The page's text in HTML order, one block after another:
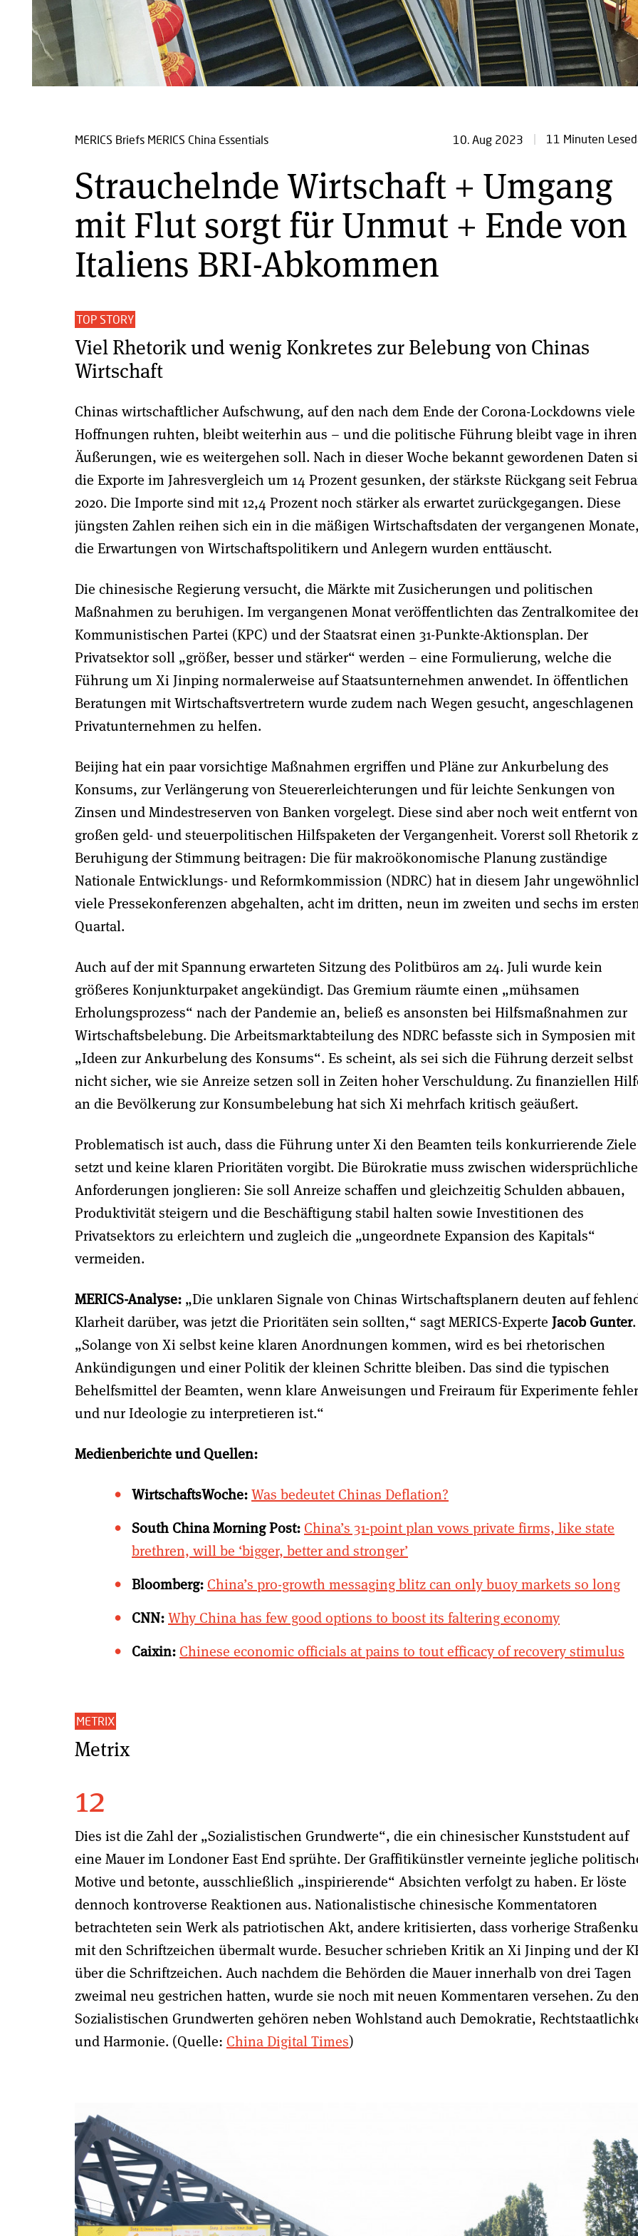
MERICS Briefs MERICS China Essentials 10. Aug 2023 11 Minuten
Strauchelnde Wirtschaft + Umgang
mit Flut sorgt für Unmut + Ende von
Italiens BRI-Abkommen
TOP STORY
Viel Rhetorik und wenig Konkretes zur Belebung von Chinas
Wirtschaft
Chinas wirtschaftlicher Aufschwung, auf den nach dem Ende der Corona-Lockdowns viele
Hoffnungen ruhten, bleibt weiterhin aus – und die politische Führung bleibt vage in ihren
Äußerungen, wie es weitergehen soll. Nach in dieser Woche bekannt gewordenen Daten
die Exporte im Jahresvergleich um 14 Prozent gesunken, der stärkste Rückgang seit
2020. Die Importe sind mit 12,4 Prozent noch stärker als erwartet zurückgegangen. Diese
jüngsten Zahlen reihen sich ein in die mäßigen Wirtschaftsdaten der vergangenen
die Erwartungen von Wirtschaftspolitikern und Anlegern wurden enttäuscht.
Die chinesische Regierung versucht, die Märkte mit Zusicherungen und politischen
Maßnahmen zu beruhigen. Im vergangenen Monat veröffentlichten das Zentralkomitee
Kommunistischen Partei (KPC) und der Staatsrat einen 31-Punkte-Aktionsplan. Der
Privatsektor soll „größer, besser und stärker“ werden – eine Formulierung, welche die
Führung um Xi Jinping normalerweise auf Staatsunternehmen anwendet. In öffentlichen
Beratungen mit Wirtschaftsvertretern wurde zudem nach Wegen gesucht, angeschlagenen
Privatunternehmen zu helfen.
Beijing hat ein paar vorsichtige Maßnahmen ergriffen und Pläne zur Ankurbelung des
Konsums, zur Verlängerung von Steuererleichterungen und für leichte Senkungen von
Zinsen und Mindestreserven von Banken vorgelegt. Diese sind aber noch weit entfernt von
großen geld- und steuerpolitischen Hilfspaketen der Vergangenheit. Vorerst soll Rhetorik
Beruhigung der Stimmung beitragen: Die für makroökonomische Planung zuständige
Nationale Entwicklungs- und Reformkommission (NDRC) hat in diesem Jahr
viele Pressekonferenzen abgehalten, acht im dritten, neun im zweiten und sechs im
Quartal.
Auch auf der mit Spannung erwarteten Sitzung des Politbüros am 24. Juli wurde kein
größeres Konjunkturpaket angekündigt. Das Gremium räumte einen „mühsamen
Erholungsprozess“ nach der Pandemie an, beließ es ansonsten bei Hilfsmaßnahmen zur
Wirtschaftsbelebung. Die Arbeitsmarktabteilung des NDRC befasste sich in Symposien mit
„Ideen zur Ankurbelung des Konsums“. Es scheint, als sei sich die Führung derzeit selbst
nicht sicher, wie sie Anreize setzen soll in Zeiten hoher Verschuldung. Zu finanziellen
an die Bevölkerung zur Konsumbelebung hat sich Xi mehrfach kritisch geäußert.
Problematisch ist auch, dass die Führung unter Xi den Beamten teils konkurrierende Ziele
setzt und keine klaren Prioritäten vorgibt. Die Bürokratie muss zwischen
Anforderungen jonglieren: Sie soll Anreize schaffen und gleichzeitig Schulden abbauen,
Produktivität steigern und die Beschäftigung stabil halten sowie Investitionen des
Privatsektors zu erleichtern und zugleich die „ungeordnete Expansion des Kapitals“
vermeiden.
MERICS-Analyse: „Die unklaren Signale von Chinas Wirtschaftsplanern deuten auf
Klarheit darüber, was jetzt die Prioritäten sein sollten,“ sagt MERICS-Experte Jacob Gunter.
„Solange von Xi selbst keine klaren Anordnungen kommen, wird es bei rhetorischen
Ankündigungen und einer Politik der kleinen Schritte bleiben. Das sind die typischen
Behelfsmittel der Beamten, wenn klare Anweisungen und Freiraum für Experimente
und nur Ideologie zu interpretieren ist.“
Medienberichte und Quellen:
WirtschaftsWoche:Was bedeutet Chinas Deflation?
South China Morning Post: China’s 31-point plan vows private firms, like state
brethren, will be ‘bigger, better and stronger’
Bloomberg: China’s pro-growth messaging blitz can only buoy markets so long
CNN:Why China has few good options to boost its faltering economy
Caixin: Chinese economic officials at pains to tout efficacy of recovery stimulus
METRIX
Metrix
12
Dies ist die Zahl der „Sozialistischen Grundwerte“, die ein chinesischer Kunststudent auf
eine Mauer im Londoner East End sprühte. Der Graffitikünstler verneinte jegliche
Motive und betonte, ausschließlich „inspirierende“ Absichten verfolgt zu haben. Er löste
dennoch kontroverse Reaktionen aus. Nationalistische chinesische Kommentatoren
betrachteten sein Werk als patriotischen Akt, andere kritisierten, dass vorherige
mit den Schriftzeichen übermalt wurde. Besucher schrieben Kritik an Xi Jinping und der
über die Schriftzeichen. Auch nachdem die Behörden die Mauer innerhalb von drei Tagen
zweimal neu gestrichen hatten, wurde sie noch mit neuen Kommentaren versehen. Zu
Sozialistischen Grundwerten gehören neben Wohlstand auch Demokratie,
und Harmonie. (Quelle: China Digital Times)